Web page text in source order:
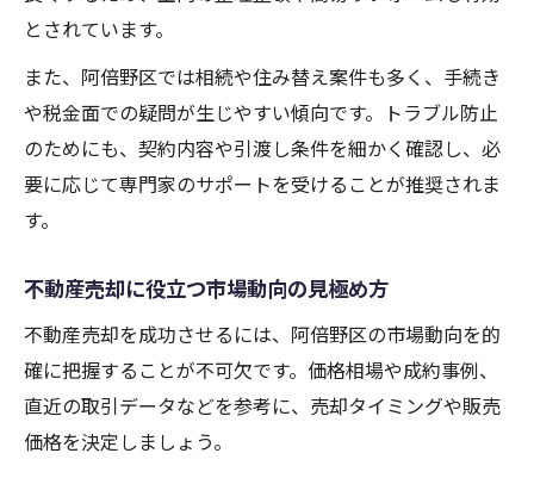
とされています。
また、阿倍野区では相続や住み替え案件も多く、手続き
や税金面での疑問が生じやすい傾向です。トラブル防止
のためにも、契約内容や引渡し条件を細かく確認し、必
要に応じて専門家のサポートを受けることが推奨されま
す。
不動産売却に役立つ市場動向の見極め方
不動産売却を成功させるには、阿倍野区の市場動向を的
確に把握することが不可欠です。価格相場や成約事例、
直近の取引データなどを参考に、売却タイミングや販売
価格を決定しましょう。